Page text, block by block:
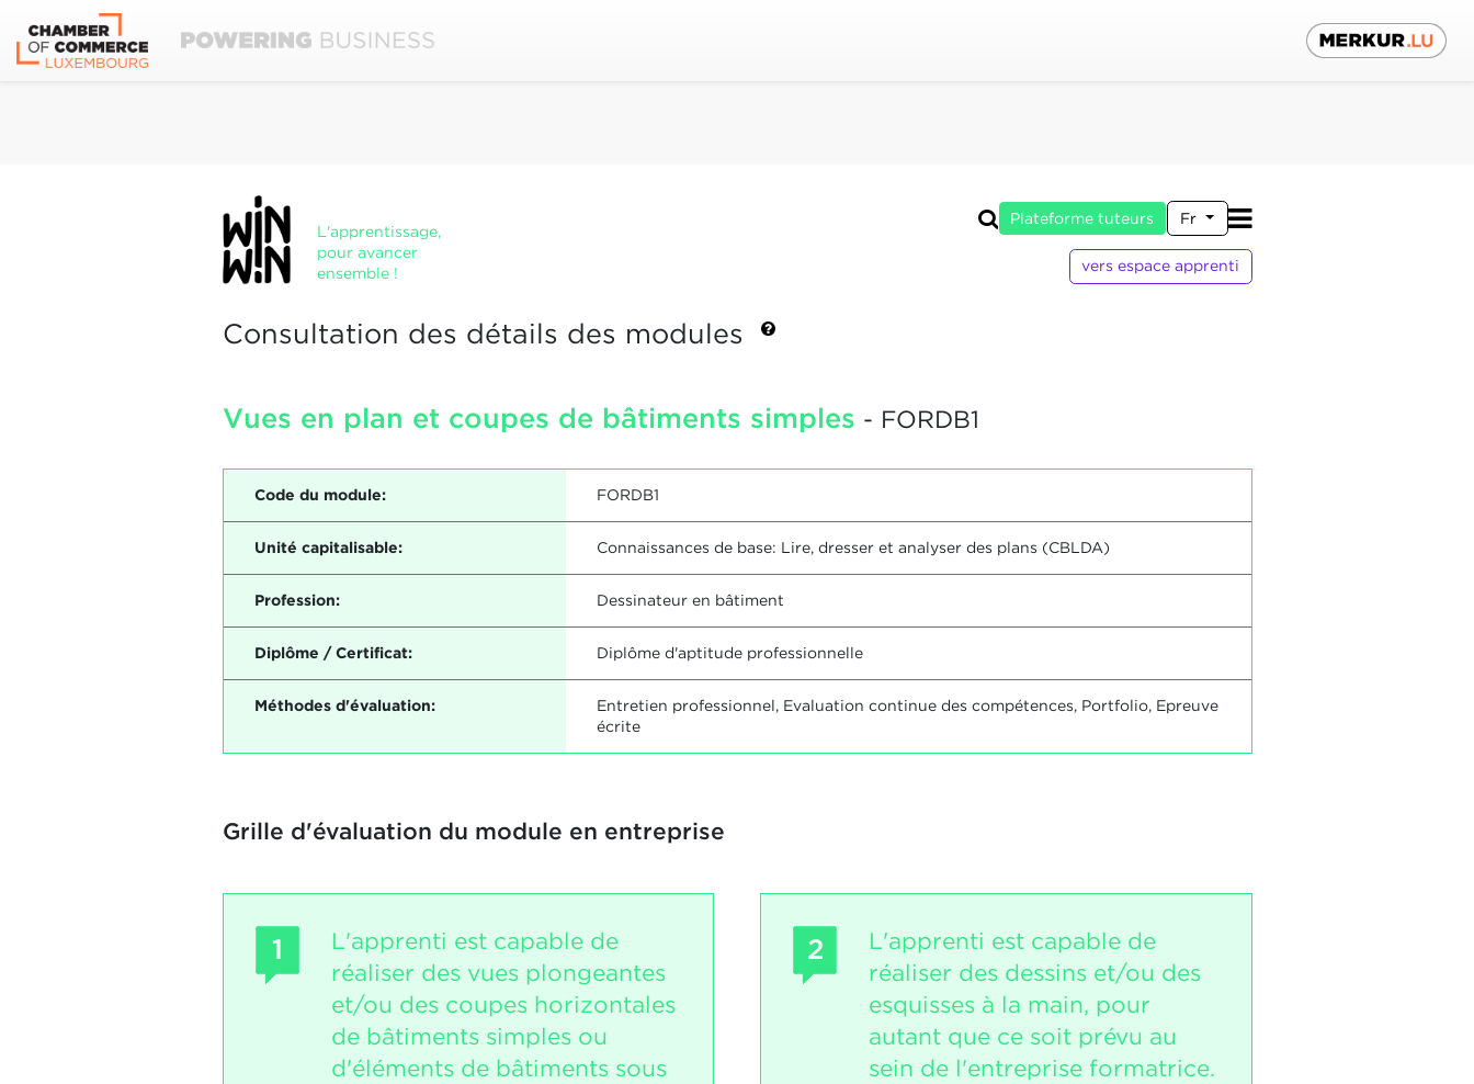
L'apprentissage,
pour avancer
ensemble !
Plateforme tuteurs Fr
vers espace apprenti
Consultation des détails des modules
Vues en plan et coupes de bâtiments simples - FORDB1
Code du module: FORDB1
Unité capitalisable: Connaissances de base: Lire, dresser et analyser des plans (CBLDA)
Profession: Dessinateur en bâtiment
Diplôme / Certificat: Diplôme d'aptitude professionnelle
Méthodes d'évaluation:
Entretien professionnel, Evaluation continue des compétences, Portfolio, Epreuve
écrite
Grille d'évaluation du module en entreprise
1
L'apprenti est capable de
réaliser des vues plongeantes
et/ou des coupes horizontales
de bâtiments simples ou
d'éléments de bâtiments sous
2
L'apprenti est capable de
réaliser des dessins et/ou des
esquisses à la main, pour
autant que ce soit prévu au
sein de l'entreprise formatrice.